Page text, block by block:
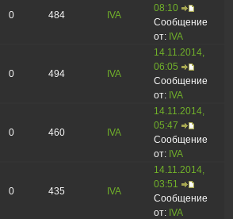
0 484 IVA
08:10
Сообщение
от: IVA
0 494 IVA
14.11.2014,
06:05
Сообщение
от: IVA
0 460 IVA
14.11.2014,
05:47
Сообщение
от: IVA
0 435 IVA
14.11.2014,
03:51
Сообщение
от: IVA